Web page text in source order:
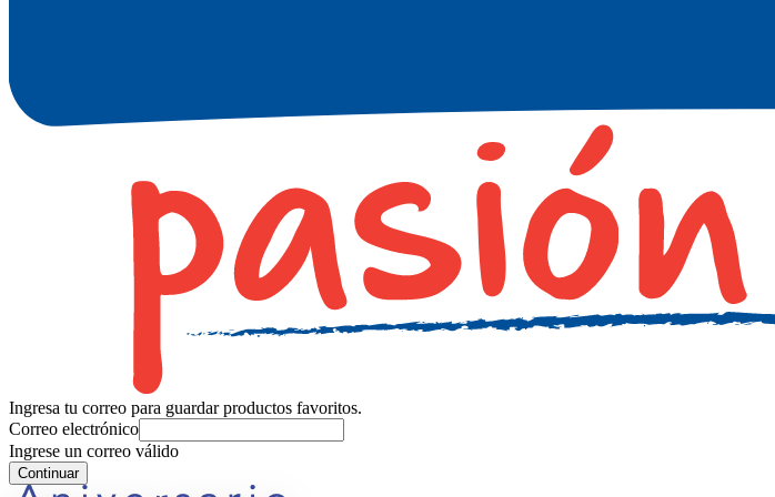
Ingresa tu correo para guardar productos favoritos.
Correo electrónico
Ingrese un correo válido
Continuar